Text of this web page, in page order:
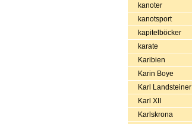
kanoter
kanotsport
kapitelböcker
karate
Karibien
Karin Boye
Karl Landsteiner
Karl XII
Karlskrona